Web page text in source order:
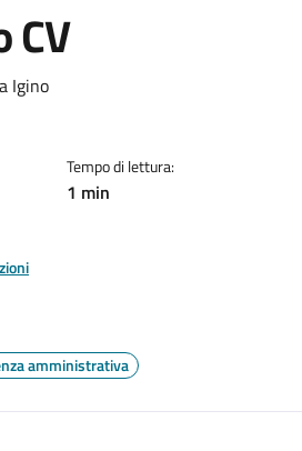
CV
Igino
Tempo di lettura:
1 min
amministrativa